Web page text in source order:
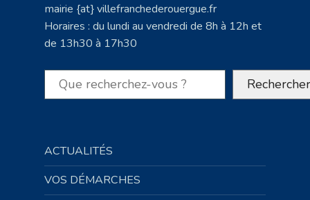
mairie {at} villefranchederouergue.fr
Horaires : du lundi au vendredi de 8h à 12h et
de 13h30 à 17h30
Rechercher Rechercher
ACTUALITÉS
VOS DÉMARCHES